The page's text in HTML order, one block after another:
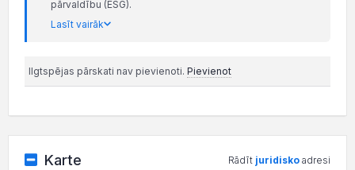
pārvaldību (ESG).
Lasīt vairāk
Ilgtspējas pārskati nav pievienoti. Pievienot
Karte Rādīt juridisko adresi